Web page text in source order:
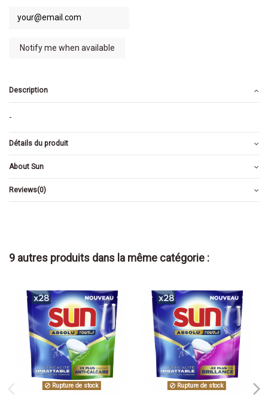
Description
-
Détails du produit
About Sun
Reviews(0)
9 autres produits dans la même catégorie :
Rupture de stock Rupture de stock